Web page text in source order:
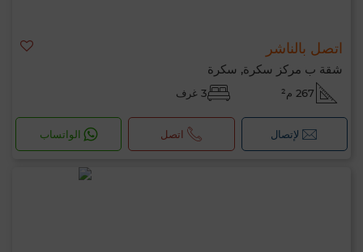
اتصل بالناشر
شقة ب مركز سكرة, سكرة
267 م² 3 غرف
لإتصال اتصل الواتساب